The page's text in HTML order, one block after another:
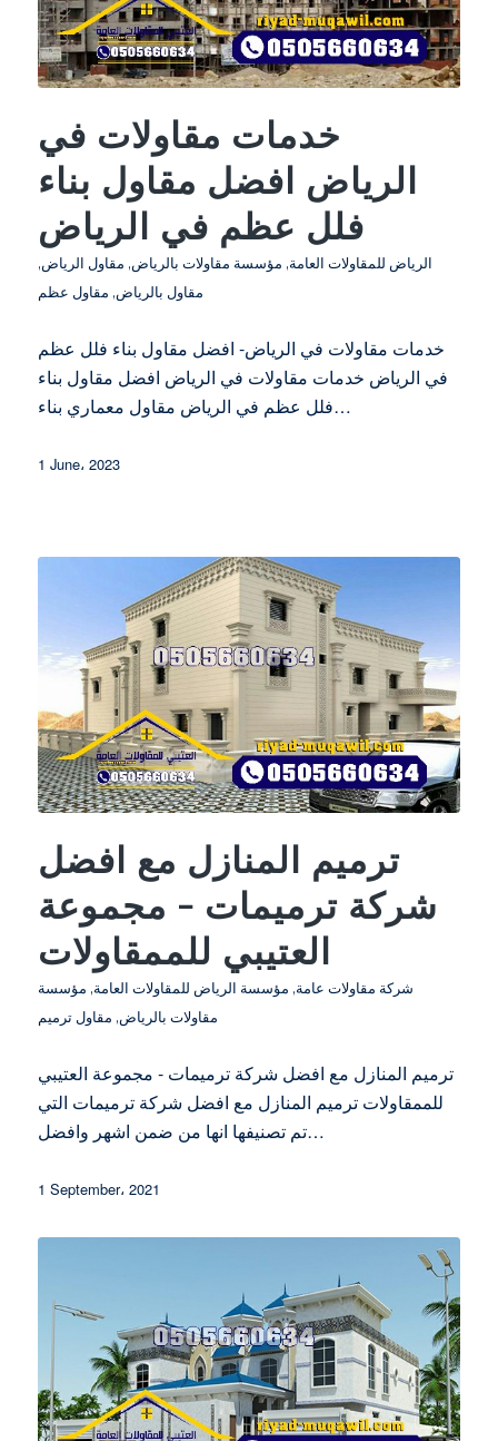
خدمات مقاولات في
الرياض افضل مقاول بناء
فلل عظم في الرياض
الرياض للمقاولات العامة, مؤسسة مقاولات بالرياض, مقاول الرياض,
مقاول بالرياض, مقاول عظم
خدمات مقاولات في الرياض- افضل مقاول بناء فلل عظم
في الرياض خدمات مقاولات في الرياض افضل مقاول بناء
فلل عظم في الرياض مقاول معماري بناء…
1 June، 2023
ترميم المنازل مع افضل
شركة ترميمات – مجموعة
العتيبي للممقاولات
شركة مقاولات عامة, مؤسسة الرياض للمقاولات العامة, مؤسسة
مقاولات بالرياض, مقاول ترميم
ترميم المنازل مع افضل شركة ترميمات - مجموعة العتيبي
للممقاولات ترميم المنازل مع افضل شركة ترميمات التي
تم تصنيفها انها من ضمن اشهر وافضل…
1 September، 2021